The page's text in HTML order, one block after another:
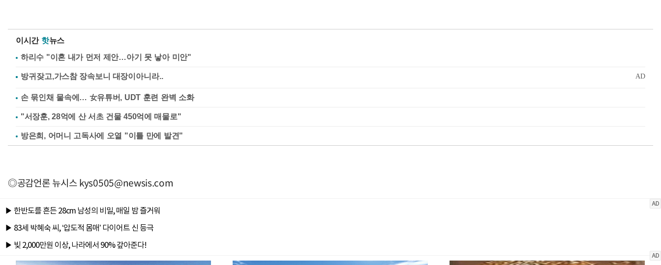
이시간 핫뉴스
하리수 "이혼 내가 먼저 제안…아기 못 낳아 미안"
손 묶인채 물속에… 女유튜버, UDT 훈련 완벽 소화
"서장훈, 28억에 산 서초 건물 450억에 매물로"
방은희, 어머니 고독사에 오열 "이틀 만에 발견"
◎공감언론 뉴시스kys0505@newsis.com